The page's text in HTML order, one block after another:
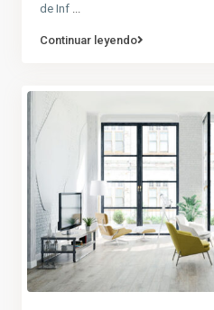
de Inf
Continuar leyendo